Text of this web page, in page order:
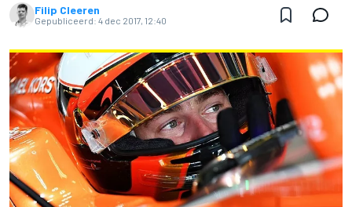
Filip Cleeren
Gepubliceerd: 4 dec 2017, 12:40